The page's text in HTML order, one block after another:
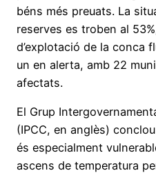
béns més preuats. La
reserves es troben al
d’explotació de la conca
un en alerta, amb 22
afectats.
El Grup
(IPCC, en anglès)
és especialment
ascens de temperatura